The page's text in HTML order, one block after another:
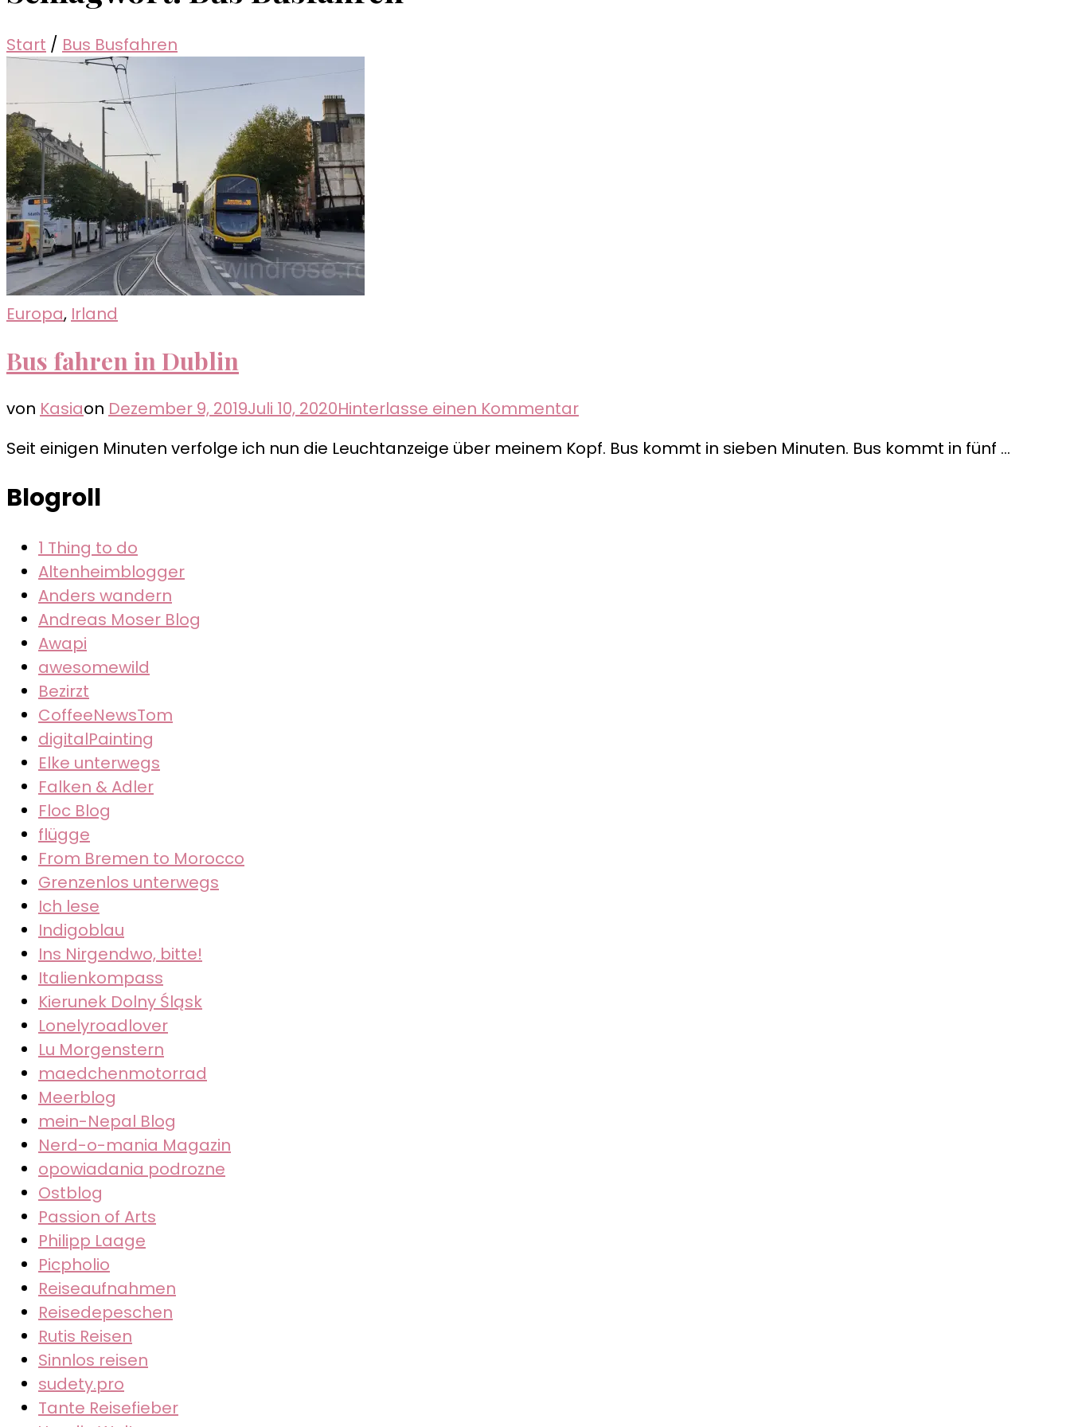
Start / Bus Busfahren
Europa, Irland
Bus fahren in Dublin
von Kasiaon Dezember 9, 2019Juli 10, 2020Hinterlasse einen Kommentarzu
fahren
Seit einigen Minuten verfolge ich nun die Leuchtanzeige über meinem Kopf. Bus kommt in sieben Minuten. Bus kommt in fünf …
Blogroll
1 Thing to do
Altenheimblogger
Anders wandern
Andreas Moser Blog
Awapi
awesomewild
Bezirzt
CoffeeNewsTom
digitalPainting
Elke unterwegs
Falken & Adler
Floc Blog
flügge
From Bremen to Morocco
Grenzenlos unterwegs
Ich lese
Indigoblau
Ins Nirgendwo, bitte!
Italienkompass
Kierunek Dolny Śląsk
Lonelyroadlover
Lu Morgenstern
maedchenmotorrad
Meerblog
mein-Nepal Blog
Nerd-o-mania Magazin
opowiadania podrozne
Ostblog
Passion of Arts
Philipp Laage
Picpholio
Reiseaufnahmen
Reisedepeschen
Rutis Reisen
Sinnlos reisen
sudety.pro
Tante Reisefieber